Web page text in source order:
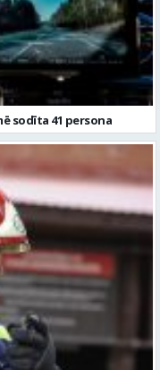
sodīta 41 persona